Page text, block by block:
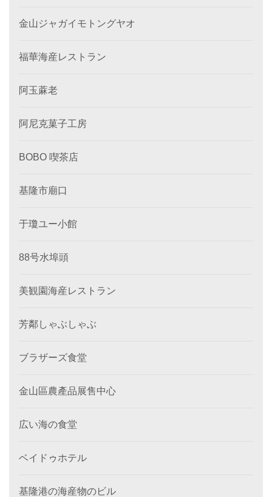
金山ジャガイモトングヤオ
福華海産レストラン
阿玉蔴老
阿尼克菓子工房
BOBO 喫茶店
基隆市廟口
于瓊ユー小館
88号水埠頭
美観園海産レストラン
芳鄰しゃぶしゃぶ
ブラザーズ食堂
金山區農產品展售中心
広い海の食堂
ベイドゥホテル
基隆港の海産物のビル